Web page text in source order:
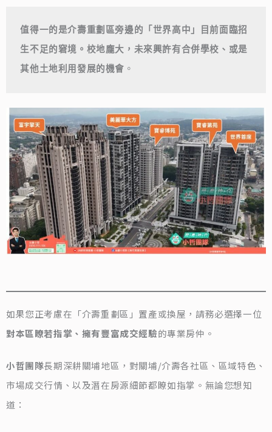
值得一的是介壽重劃區旁邊的「世界高中」目前面臨招
生不足的窘境。校地龐大，未來興許有合併學校、或是
其他土地利用發展的機會 。
如果您正考慮在「介壽重劃區」置產或換屋，請務必選擇一位
對本區瞭若指掌、擁有豐富成交經驗的專業房仲。
小哲團隊長期深耕關埔地區，對關埔/介壽各社區、區域特色、
市場成交行情、以及潛在房源細節都瞭如指掌。無論您想知
道：